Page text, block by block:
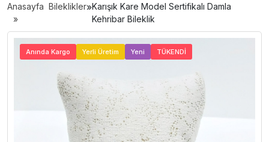
Anasayfa Bileklikler»Karışık Kare Model Sertifikalı Damla
Kehribar Bileklik
Anında Kargo Yerli Üretim Yeni TÜKENDİ